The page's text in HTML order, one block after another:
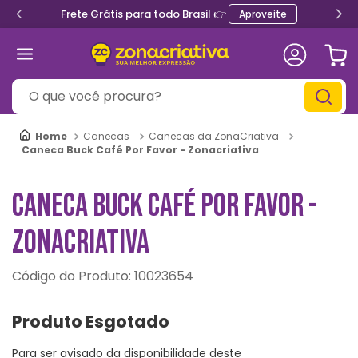
Frete Grátis para todo Brasil 👉 Aproveite
O que você procura?
Canecas
Canecas da ZonaCriativa
Caneca Buck Café Por Favor - Zonacriativa
CANECA BUCK CAFÉ POR FAVOR -
ZONACRIATIVA
: 10023654